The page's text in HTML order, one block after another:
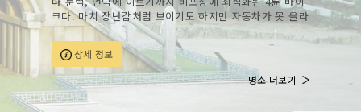
크다. 마치 장난감처럼 보이기도 하지만 자동차가 못 올라
가는 곳을 올라갈 수 있을 정도로 강력한 성능을 자랑한
다. 바퀴가 4개이다 보니 넘어질 일도 없으며, 주행방법도
간단하여 남녀노소 누구나 5분 정도의 안전교육만 받으면
ATV를 즐길 수 있다. 총 7㎞에 달하는 긴 거리의 코스를
ATV를 타고 달리며 문경 고모산성의 웅장함과 아름다움을
느낄 수 있다.
상세 정보
명소 더보기